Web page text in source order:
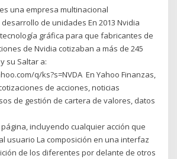
una empresa multinacional
de unidades En 2013 Nvidia
gráfica para que fabricantes de
de Nvidia cotizaban a más de 245
su Saltar a:
q/ks?s=NVDA En Yahoo Finanzas,
de acciones, noticias
de gestión de cartera de valores, datos
página, incluyendo cualquier acción que
usuario La composición en una interfaz
de los diferentes por delante de otros